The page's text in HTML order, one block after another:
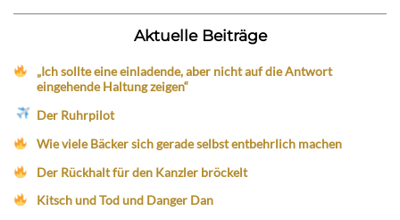
Aktuelle Beiträge
„Ich sollte eine einladende, aber nicht auf die Antwort
eingehende Haltung zeigen“
Der Ruhrpilot
Wie viele Bäcker sich gerade selbst entbehrlich machen
Der Rückhalt für den Kanzler bröckelt
Kitsch und Tod und Danger Dan